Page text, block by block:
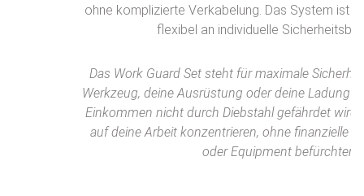
ohne komplizierte Verkabelung. Das System ist
flexibel an individuelle
Das Work Guard Set steht für maximale
Werkzeug, deine Ausrüstung oder deine Ladung
Einkommen nicht durch Diebstahl gefährdet
auf deine Arbeit konzentrieren, ohne finanzielle
oder Equipment befürchten